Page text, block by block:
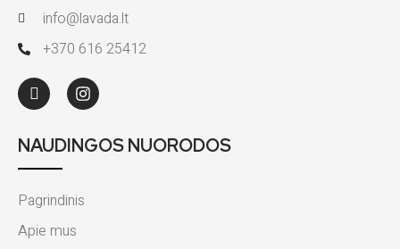
info@lavada.lt
+370 616 25412
NAUDINGOS NUORODOS
Pagrindinis
Apie mus